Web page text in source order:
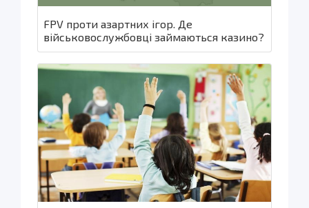
FPV проти азартних ігор. Де
військовослужбовці займаються казино?